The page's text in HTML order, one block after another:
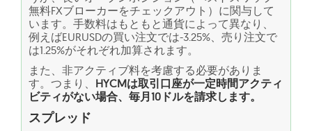
無料FXブローカーをチェックアウト）に関与して
います。手数料はもともと通貨によって異なり、
例えばEURUSDの買い注文では-3.25%、売り注文で
は1.25%がそれぞれ加算されます。
また、非アクティブ料を考慮する必要がありま
す。つまり、 HYCMは取引口座が一定時間アクティ
ビティがない場合、毎月10ドルを請求します。
スプレッド